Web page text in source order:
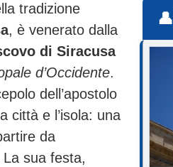
👤
tradizione
, è venerato dalla
di Siracusa
d’Occidente.
dell’apostolo
città e l’isola: una
da
sua festa,